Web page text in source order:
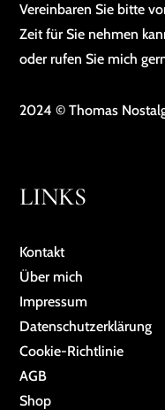
Vereinbaren Sie bitte
Zeit für Sie nehmen
oder rufen Sie mich
2024 © Thomas
LINKS
Kontakt
Über mich
Impressum
Da­ten­schutz­er­klä­rung
Cookie-Richtlinie
AGB
Shop